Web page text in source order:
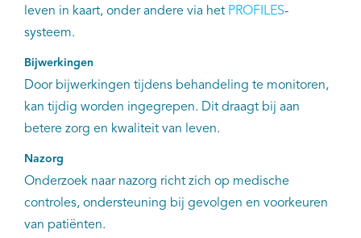
leven in kaart, onder andere via het PROFILES-
systeem.
Bijwerkingen
Door bijwerkingen tijdens behandeling te monitoren,
kan tijdig worden ingegrepen. Dit draagt bij aan
betere zorg en kwaliteit van leven.
Nazorg
Onderzoek naar nazorg richt zich op medische
controles, ondersteuning bij gevolgen en voorkeuren
van patiënten.